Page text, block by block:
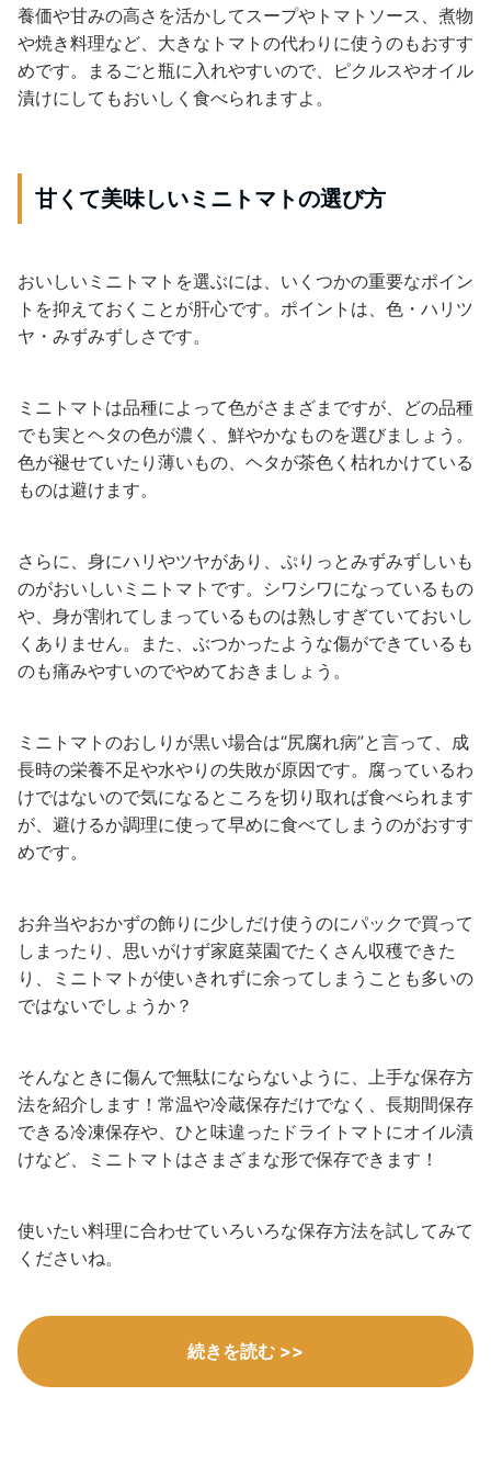
養価や甘みの高さを活かしてスープやトマトソース、煮物
や焼き料理など、大きなトマトの代わりに使うのもおすす
めです。まるごと瓶に入れやすいので、ピクルスやオイル
漬けにしてもおいしく食べられますよ。
甘くて美味しいミニトマトの選び方
おいしいミニトマトを選ぶには、いくつかの重要なポイン
トを抑えておくことが肝心です。ポイントは、色・ハリツ
ヤ・みずみずしさです。
ミニトマトは品種によって色がさまざまですが、どの品種
でも実とヘタの色が濃く、鮮やかなものを選びましょう。
色が褪せていたり薄いもの、ヘタが茶色く枯れかけている
ものは避けます。
さらに、身にハリやツヤがあり、ぷりっとみずみずしいも
のがおいしいミニトマトです。シワシワになっているもの
や、身が割れてしまっているものは熟しすぎていておいし
くありません。また、ぶつかったような傷ができているも
のも痛みやすいのでやめておきましょう。
ミニトマトのおしりが黒い場合は“尻腐れ病”と言って、成
長時の栄養不足や水やりの失敗が原因です。腐っているわ
けではないので気になるところを切り取れば食べられます
が、避けるか調理に使って早めに食べてしまうのがおすす
めです。
お弁当やおかずの飾りに少しだけ使うのにパックで買って
しまったり、思いがけず家庭菜園でたくさん収穫できた
り、ミニトマトが使いきれずに余ってしまうことも多いの
ではないでしょうか？
そんなときに傷んで無駄にならないように、上手な保存方
法を紹介します！常温や冷蔵保存だけでなく、長期間保存
できる冷凍保存や、ひと味違ったドライトマトにオイル漬
けなど、ミニトマトはさまざまな形で保存できます！
使いたい料理に合わせていろいろな保存方法を試してみて
くださいね。
続きを読む >>